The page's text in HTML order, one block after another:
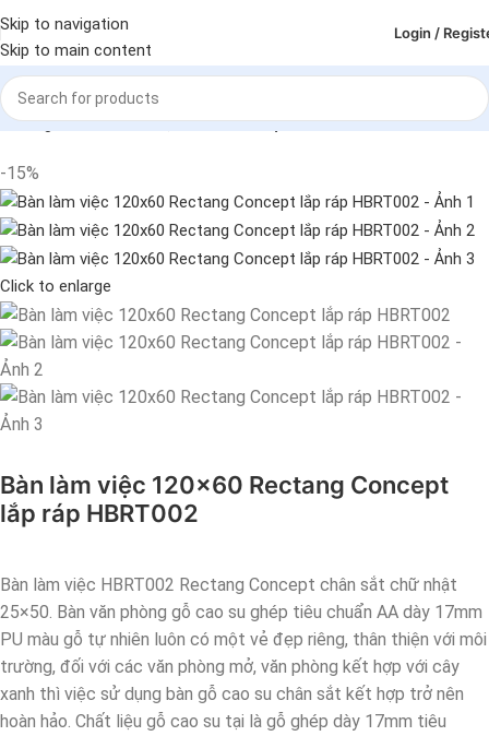
Skip to navigation
Skip to main content
Login /
Trang chủ Bàn làm việc Bàn làm việc cá nhân
-15%
Click to enlarge
Bàn làm việc 120×60 Rectang Concept
lắp ráp HBRT002
Bàn làm việc HBRT002 Rectang Concept chân sắt chữ nhật
25×50. Bàn văn phòng gỗ cao su ghép tiêu chuẩn AA dày 17mm
PU màu gỗ tự nhiên luôn có một vẻ đẹp riêng, thân thiện với môi
trường, đối với các văn phòng mở, văn phòng kết hợp với cây
xanh thì việc sử dụng bàn gỗ cao su chân sắt kết hợp trở nên
hoàn hảo. Chất liệu gỗ cao su tại là gỗ ghép dày 17mm tiêu